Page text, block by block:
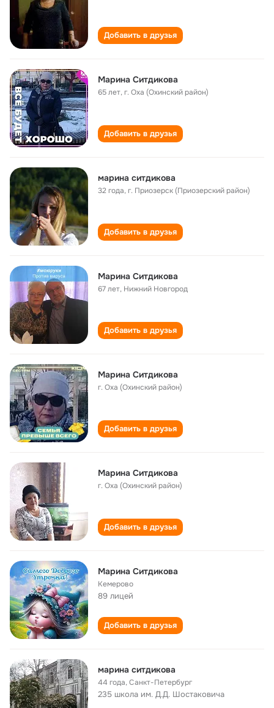
Добавить в друзья
Марина Ситдикова
65 лет,г. Оха (Охинский район)
Добавить в друзья
марина ситдикова
32 года,г. Приозерск (Приозерский район)
Добавить в друзья
Марина Ситдикова
67 лет, Нижний Новгород
Добавить в друзья
Марина Ситдикова
г. Оха (Охинский район)
Добавить в друзья
Марина Ситдикова
г. Оха (Охинский район)
Добавить в друзья
Марина Ситдикова
Кемерово
89 лицей
Добавить в друзья
марина ситдикова
44 года,Санкт-Петербург
235 школа им. Д.Д. Шостаковича